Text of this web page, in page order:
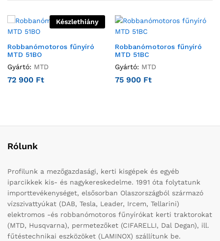
Készlethiány
Robbanómotoros fűnyíró
MTD 51BO
Gyártó: MTD
72 900 Ft
Robbanómotoros fűnyíró
MTD 51BC
Gyártó: MTD
75 900 Ft
Rólunk
Profilunk a mezőgazdasági, kerti kisgépek és egyéb
iparcikkek kis- és nagykereskedelme. 1991 óta folytatunk
importtevékenységet, elsősorban Olaszországból származó
vízszivattyúkat (DAB, Tesla, Leader, Ircem, Tellarini)
elektromos -és robbanómotoros fűnyírókat kerti traktorokat
(MTD, Husqvarna), permetezőket (CIFARELLI, Dal Degan), ill.
fűtéstechnikai eszközöket (LAMINOX) szállítunk be.